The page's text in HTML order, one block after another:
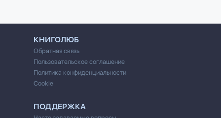
КНИГОЛЮБ
Обратная связь
Пользовательское соглашение
Политика конфиденциальности
Cookie
ПОДДЕРЖКА